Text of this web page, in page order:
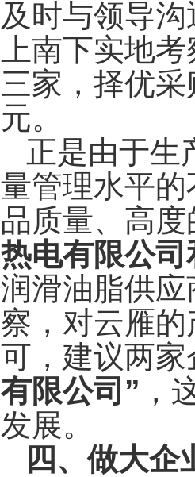
及时与领导
上南下实地
三家，择优
元。
正是由于生
量管理水平
品质量、高
热电有限公
润滑油脂供
察，对云雁
可，建议两
有限公司” ，
发展。
四、做大